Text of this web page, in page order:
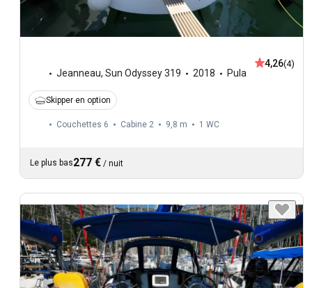
Jeanneau, Sun Odyssey 319 2018 Pula
4,26(4)
Skipper en option
Couchettes 6 Cabine 2 9,8 m 1 WC
Le plus bas277 € / nuit